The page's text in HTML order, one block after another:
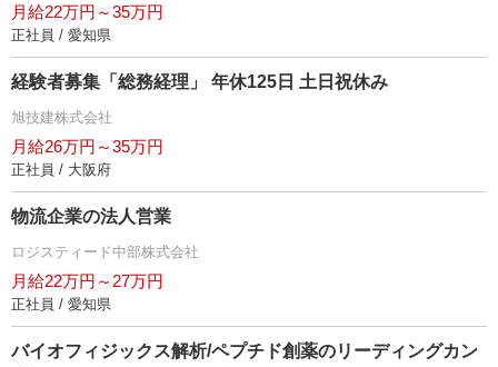
月給22万円～35万円
正社員 / 愛知県
経験者募集「総務経理」 年休125日 土日祝休み
旭技建株式会社
月給26万円～35万円
正社員 / 大阪府
物流企業の法人営業
ロジスティード中部株式会社
月給22万円～27万円
正社員 / 愛知県
バイオフィジックス解析/ペプチド創薬のリーディングカン